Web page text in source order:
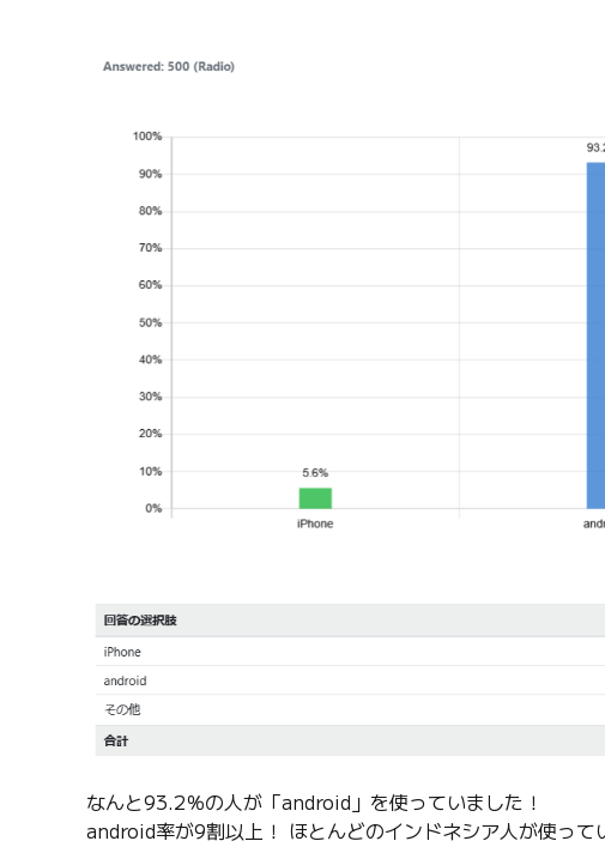
なんと93.2％の人が「android」を使っていました！
android率が9割以上！ ほとんどのインドネシア人が使って